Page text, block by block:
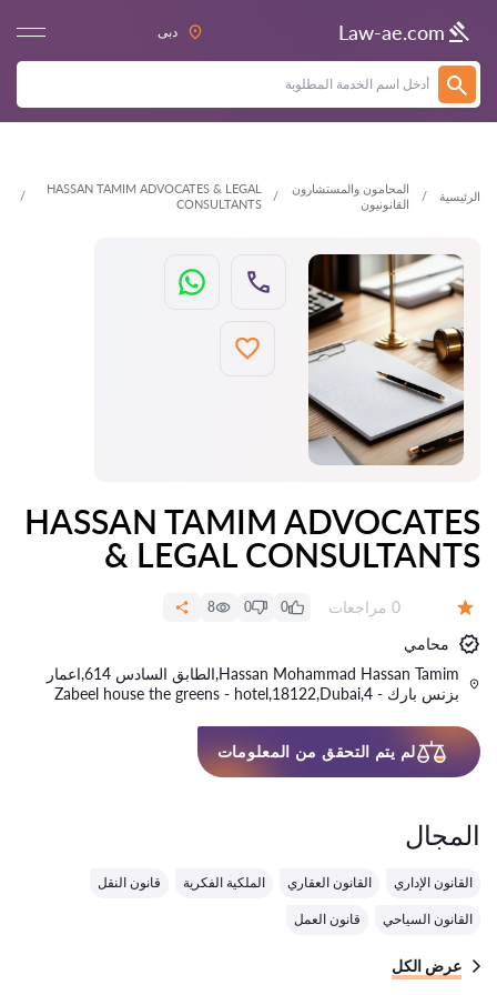
Law-ae.com دبى
الرئيسية
المحامون والمستشارون
القانونيون
HASSAN TAMIM ADVOCATES & LEGAL
CONSULTANTS
العودة
HASSAN TAMIM ADVOCATES
& LEGAL CONSULTANTS
عدد المراجعات:
0 مراجعات 0
0
8
محامي
Hassan Mohammad Hassan Tamim,الطابق السادس 614,اعمار
بزنس بارك - 4,Zabeel house the greens - hotel,18122,Dubai
لم يتم التحقق من المعلومات
المجال
القانون الإداري القانون العقاري الملكية الفكرية قانون النقل
القانون السياحي قانون العمل
عرض الكل